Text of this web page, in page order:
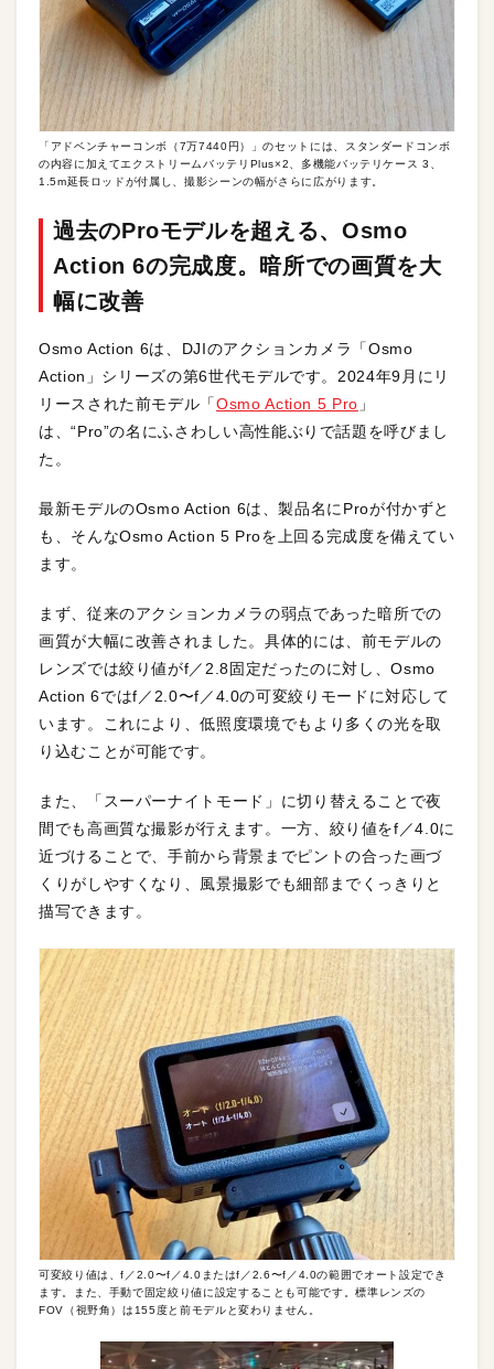
「アドベンチャーコンボ（7万7440円）」のセットには、スタンダードコンボ
の内容に加えてエクストリームバッテリPlus×2、多機能バッテリケース 3、
1.5m延長ロッドが付属し、撮影シーンの幅がさらに広がります。
過去のProモデルを超える、Osmo
Action 6の完成度。暗所での画質を大
幅に改善
Osmo Action 6は、DJIのアクションカメラ「Osmo
Action」シリーズの第6世代モデルです。2024年9月にリ
リースされた前モデル「Osmo Action 5 Pro 」
は、“Pro”の名にふさわしい高性能ぶりで話題を呼びまし
た。
最新モデルのOsmo Action 6は、製品名にProが付かずと
も、そんなOsmo Action 5 Proを上回る完成度を備えてい
ます。
まず、従来のアクションカメラの弱点であった暗所での
画質が大幅に改善されました。具体的には、前モデルの
レンズでは絞り値がf／2.8固定だったのに対し、Osmo
Action 6ではf／2.0〜f／4.0の可変絞りモードに対応して
います。これにより、低照度環境でもより多くの光を取
り込むことが可能です。
また、「スーパーナイトモード」に切り替えることで夜
間でも高画質な撮影が行えます。一方、絞り値をf／4.0に
近づけることで、手前から背景までピントの合った画づ
くりがしやすくなり、風景撮影でも細部までくっきりと
描写できます。
可変絞り値は、f／2.0〜f／4.0またはf／2.6〜f／4.0の範囲でオート設定でき
ます。また、手動で固定絞り値に設定することも可能です。標準レンズの
FOV（視野角）は155度と前モデルと変わりません。